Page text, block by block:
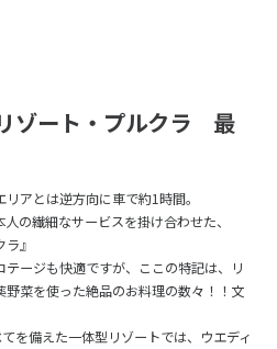
ゾート・プルクラ 最
アとは逆方向に車で約1時間。
の繊細なサービスを掛け合わせた、
』
ージも快適ですが、ここの特記は、リ
菜を使った絶品のお料理の数々！！文
を備えた一体型リゾートでは、ウエディ